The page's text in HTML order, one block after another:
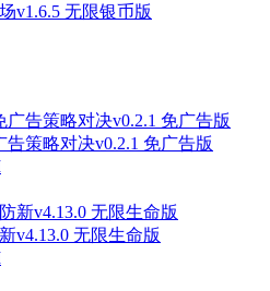
v1.6.5 无限银币版
策略对决v0.2.1 免广告版
v4.13.0 无限生命版